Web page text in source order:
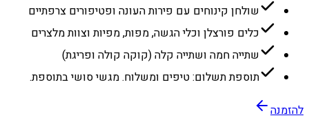
שולחן קינוחים עם פירות העונה ופטיפורים צרפתיים
כלים פורצלן וכלי הגשה, מפות, מפיות וצוות מלצרים
שתייה חמה ושתייה קלה (קוקה קולה ופריגת)
תוספת תשלום: טיפים ומשלוח. מגשי סושי בתוספת.
להזמנה